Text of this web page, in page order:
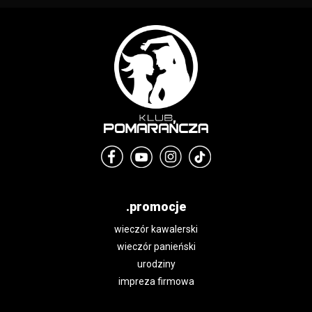
.promocje
wieczór kawalerski
wieczór panieński
urodziny
impreza firmowa